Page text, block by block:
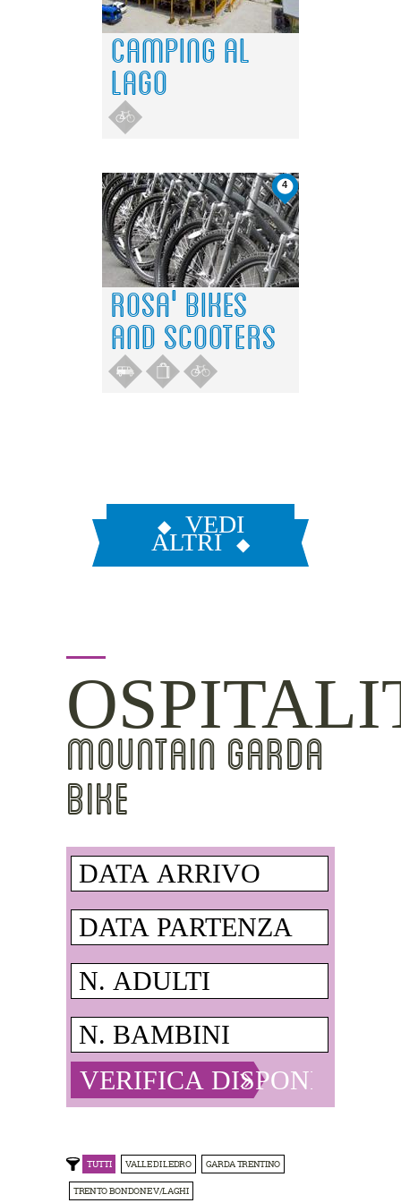
CAMPING AL
LAGO
4
ROSA' BIKES
AND SCOOTERS
VEDI
ALTRI
MOUNTAIN GARDA
BIKE
TUTTI VALLE DI LEDRO GARDA TRENTINO
TRENTO BONDONE V/LAGHI